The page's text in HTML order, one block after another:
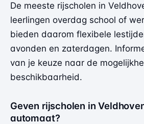
De meeste rijscholen in
leerlingen overdag school of
bieden daarom flexibele
avonden en zaterdagen.
van je keuze naar de
beschikbaarheid.
Geven rijscholen in
automaat?